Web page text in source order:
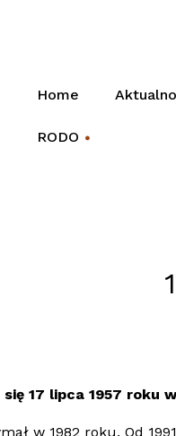
Home
RODO
się 17 lipca 1957 roku
w 1982 roku. Od